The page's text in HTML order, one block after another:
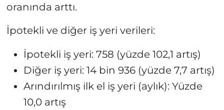
oranında arttı.
İpotekli ve diğer iş yeri verileri:
İpotekli iş yeri: 758 (yüzde 102,1 artış)
Diğer iş yeri: 14 bin 936 (yüzde 7,7 artış)
Arındırılmış ilk el iş yeri (aylık): Yüzde
10,0 artış